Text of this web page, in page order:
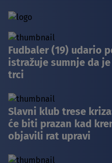
Fudbaler (19) udario
istražuje sumnje da
trci
Slavni klub trese
će biti prazan kad
objavili rat upravi